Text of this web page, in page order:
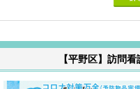
【平野区】訪問